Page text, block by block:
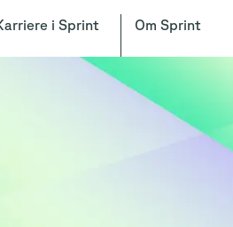
Om Sprint
i Sprint